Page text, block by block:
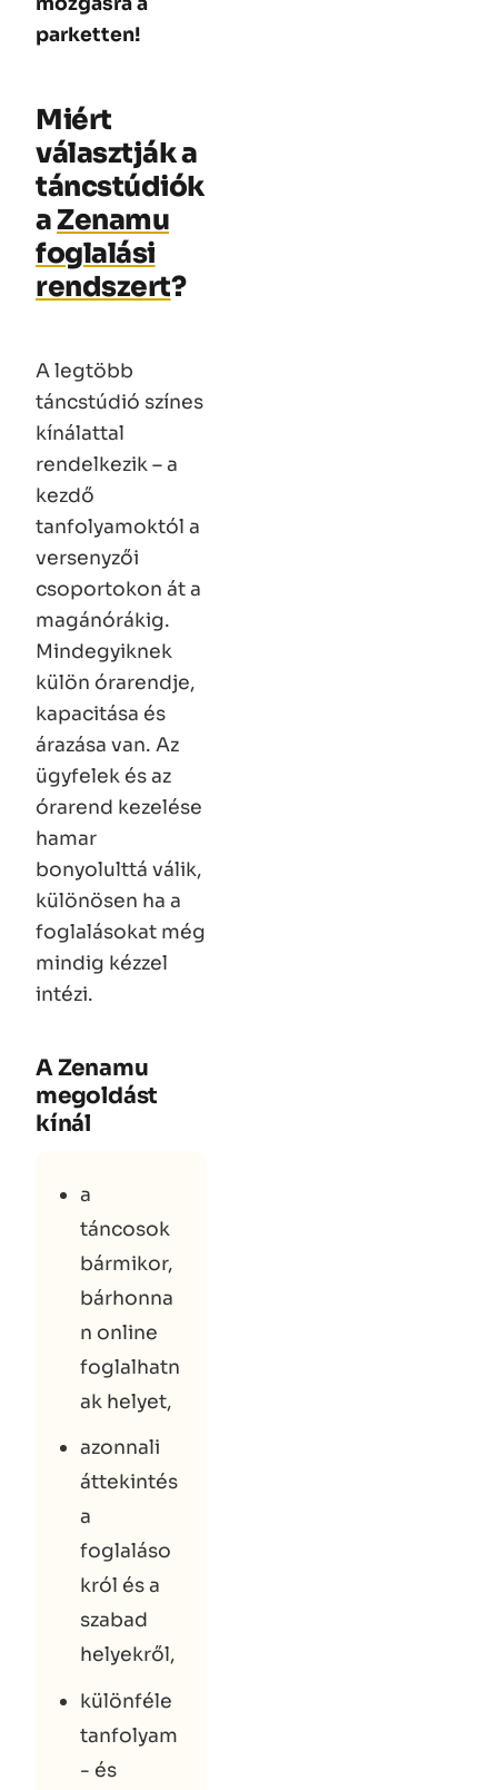
parketten!
Miért
választják a
táncstúdiók
aZenamu
foglalási
rendszert?
A legtöbb
táncstúdió színes
kínálattal
rendelkezik – a
kezdő
tanfolyamoktól a
versenyzői
csoportokon át a
magánórákig.
Mindegyiknek
külön órarendje,
kapacitása és
árazása van. Az
ügyfelek és az
órarend kezelése
hamar
bonyolulttá válik,
különösen ha a
foglalásokat még
mindig kézzel
intézi.
A Zenamu
megoldást
kínál
a
táncosok
bármikor,
bárhonna
n online
foglalhatn
ak helyet,
azonnali
áttekintés
a
foglaláso
król és a
szabad
helyekről,
különféle
tanfolyam
- és